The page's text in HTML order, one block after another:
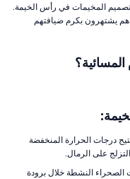
المخيمات في رأس الخيمة.
يشتهرون بكرم ضيافتهم
درجات الحرارة المنخفضة
على الرمال.
الصحراء النشطة خلال برودة